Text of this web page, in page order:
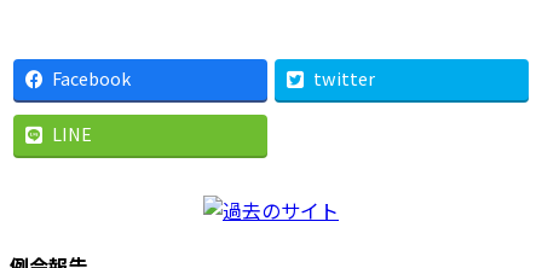
Facebook twitter
LINE